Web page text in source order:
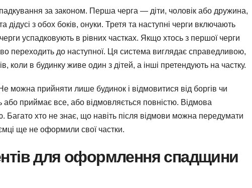
за законом. Перша черга — діти, чоловік або дружина,
дідусі з обох боків, онуки. Третя та наступні черги включають
успадковують в рівних частках. Якщо хтось з першої черги
переходить до наступної. Ця система виглядає справедливою,
коли в будинку живе один з дітей, а інші претендують на частку.
можна прийняти лише будинок і відмовитися від боргів чи
приймає все, або відмовляється повністю. Відмова
Багато хто не знає, що навіть після відмови можна передумати
ще не оформили свої частки.
для оформлення спадщини